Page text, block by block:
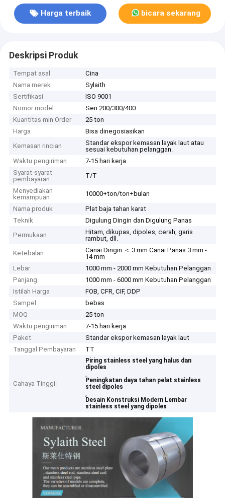
Harga terbaik bicara sekarang
Deskripsi Produk
Tempat asal
Cina
Nama merek
Sylaith
Sertifikasi
ISO 9001
Nomor model
Seri 200/300/400
Kuantitas min Order
25 ton
Harga
Bisa dinegosiasikan
Kemasan rincian
Standar ekspor kemasan layak laut atau
sesuai kebutuhan pelanggan.
Waktu pengiriman
7-15 hari kerja
Syarat-syarat
pembayaran
T/T
Menyediakan
kemampuan
10000+ton/ton+bulan
Nama produk
Plat baja tahan karat
Teknik
Digulung Dingin dan Digulung Panas
Permukaan
Hitam, dikupas, dipoles, cerah, garis
rambut, dll.
Ketebalan
Canai Dingin ＜ 3 mm Canai Panas 3 mm -
14 mm
Lebar
1000 mm - 2000 mm Kebutuhan Pelanggan
Panjang
1000 mm - 6000 mm Kebutuhan Pelanggan
Istilah Harga
FOB, CFR, CIF, DDP
Sampel
bebas
MOQ
25 ton
Waktu pengiriman
7-15 hari kerja
Paket
Standar ekspor kemasan layak laut
Tanggal Pembayaran
TT
Cahaya Tinggi:
Piring stainless steel yang halus dan
dipoles
,
Peningkatan daya tahan pelat stainless
steel dipoles
,
Desain Konstruksi Modern Lembar
stainless steel yang dipoles